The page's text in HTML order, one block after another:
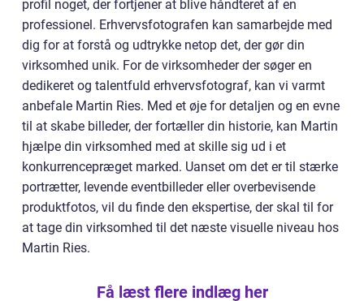
profil noget, der fortjener at blive håndteret af en
professionel. Erhvervsfotografen kan samarbejde med
dig for at forstå og udtrykke netop det, der gør din
virksomhed unik. For de virksomheder der søger en
dedikeret og talentfuld erhvervsfotograf, kan vi varmt
anbefale Martin Ries. Med et øje for detaljen og en evne
til at skabe billeder, der fortæller din historie, kan Martin
hjælpe din virksomhed med at skille sig ud i et
konkurrencepræget marked. Uanset om det er til stærke
portrætter, levende eventbilleder eller overbevisende
produktfotos, vil du finde den ekspertise, der skal til for
at tage din virksomhed til det næste visuelle niveau hos
Martin Ries.
Få læst flere indlæg her